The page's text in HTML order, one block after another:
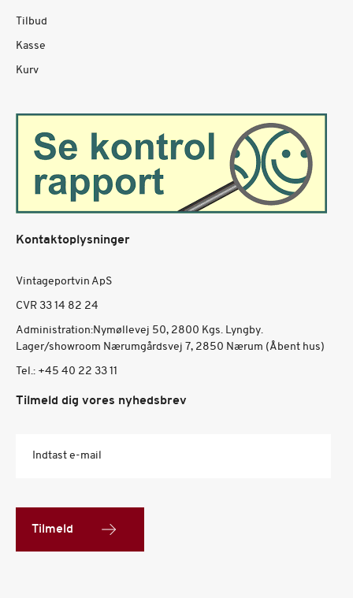
Tilbud
Kasse
Kurv
Kontaktoplysninger
Vintageportvin ApS
CVR 33 14 82 24
Administration:Nymøllevej 50, 2800 Kgs. Lyngby.
Lager/showroom Nærumgårdsvej 7, 2850 Nærum (Åbent hus)
Tel.: +45 40 22 33 11
Tilmeld dig vores nyhedsbrev
Indtast e-mail
Tilmeld